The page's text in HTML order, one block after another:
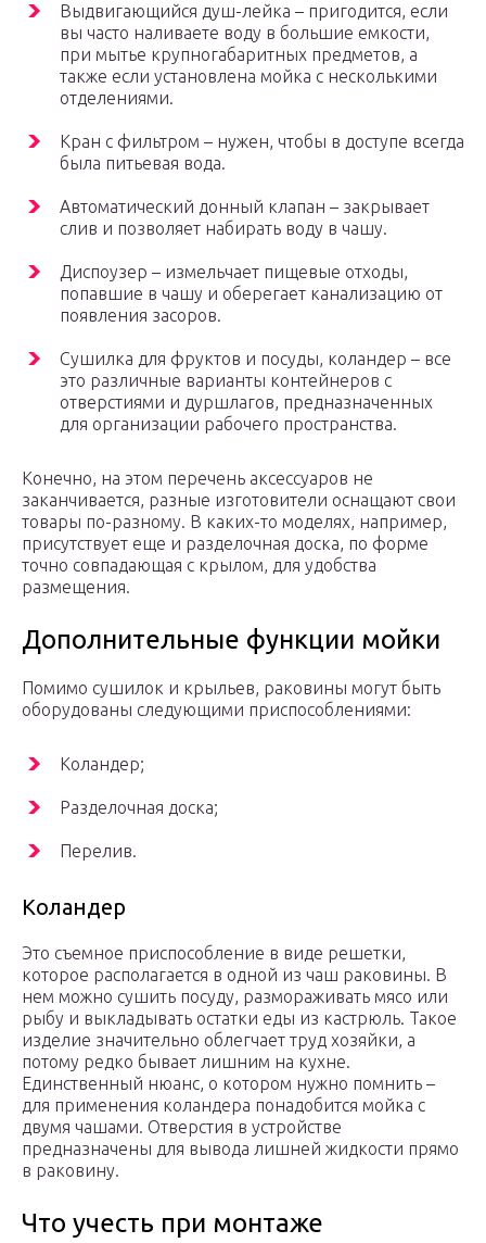
Выдвигающийся душ-лейка – пригодится, если
вы часто наливаете воду в большие емкости,
при мытье крупногабаритных предметов, а
также если установлена мойка с несколькими
отделениями.
Кран с фильтром – нужен, чтобы в доступе всегда
была питьевая вода.
Автоматический донный клапан – закрывает
слив и позволяет набирать воду в чашу.
Диспоузер – измельчает пищевые отходы,
попавшие в чашу и оберегает канализацию от
появления засоров.
Сушилка для фруктов и посуды, коландер – все
это различные варианты контейнеров с
отверстиями и дуршлагов, предназначенных
для организации рабочего пространства.
Конечно, на этом перечень аксессуаров не
заканчивается, разные изготовители оснащают свои
товары по-разному. В каких-то моделях, например,
присутствует еще и разделочная доска, по форме
точно совпадающая с крылом, для удобства
размещения.
Дополнительные функции мойки
Помимо сушилок и крыльев, раковины могут быть
оборудованы следующими приспособлениями:
Коландер;
Разделочная доска;
Перелив.
Коландер
Это съемное приспособление в виде решетки,
которое располагается в одной из чаш раковины. В
нем можно сушить посуду, размораживать мясо или
рыбу и выкладывать остатки еды из кастрюль. Такое
изделие значительно облегчает труд хозяйки, а
потому редко бывает лишним на кухне.
Единственный нюанс, о котором нужно помнить –
для применения коландера понадобится мойка с
двумя чашами. Отверстия в устройстве
предназначены для вывода лишней жидкости прямо
в раковину.
Что учесть при монтаже